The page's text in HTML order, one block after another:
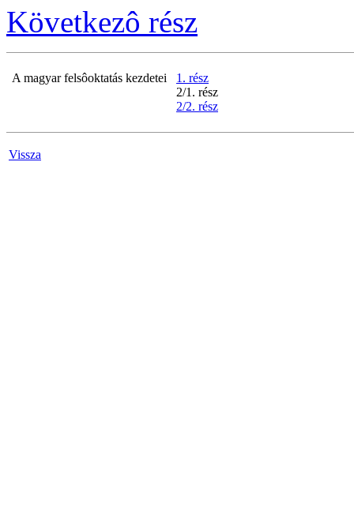
Következô rész
A magyar felsôoktatás kezdetei
1. rész
2/1. rész
2/2. rész
Vissza